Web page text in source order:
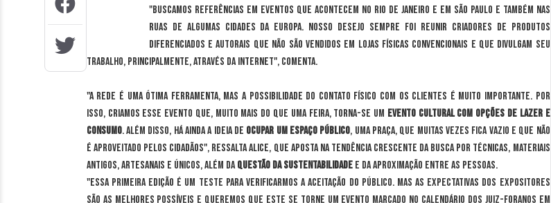
"Buscamos referências em eventos que acontecem no Rio de Janeiro e em São Paulo e também nas
ruas de algumas cidades da Europa. Nosso desejo sempre foi reunir criadores de produtos
diferenciados e autorais que não são vendidos em lojas físicas convencionais e que divulgam seu
trabalho, principalmente, através da Internet", comenta.
"A rede é uma ótima ferramenta, mas a possibilidade do contato físico com os clientes é muito importante. Por
isso, criamos esse evento que, muito mais do que uma feira, torna-se um evento cultural com opções de lazer e
consumo. Além disso, há ainda a ideia de ocupar um espaço público, uma praça, que muitas vezes fica vazio e que não
é aproveitado pelos cidadãos", ressalta Alice, que aposta na tendência crescente da busca por técnicas, materiais
antigos, artesanais e únicos, além daquestão da sustentabilidadee da aproximação entre as pessoas.
"Essa primeira edição é um teste para verificarmos a aceitação do público. Mas as expectativas dos expositores
são as melhores possíveis e queremos que este se torne um evento marcado no calendário dos juiz-foranos em